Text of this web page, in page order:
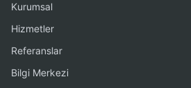
Kurumsal
Hizmetler
Referanslar
Bilgi Merkezi